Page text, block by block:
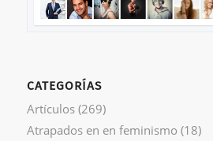
CATEGORÍAS
Artículos(269)
Atrapados en en feminismo (18)